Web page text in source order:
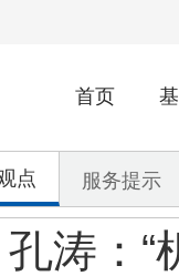
首页
点 服务提示
孔涛：“